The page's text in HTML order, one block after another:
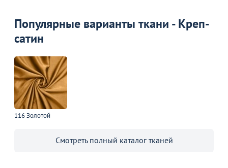
Популярные варианты ткани - Креп-
сатин
116 Золотой
Смотреть полный каталог тканей
подробности